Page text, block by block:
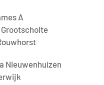
A
Grootscholte
Nieuwenhuizen